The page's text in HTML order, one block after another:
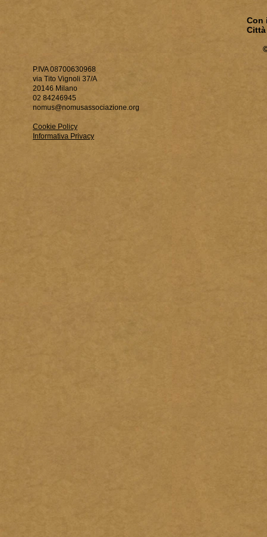
Con
P.IVA 08700630968
via Tito Vignoli 37/A
20146 Milano
02 84246945
nomus@nomusassociazione.org
Cookie Policy
Informativa Privacy